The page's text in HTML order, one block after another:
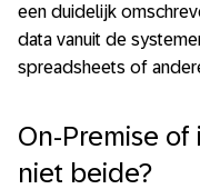
een duidelijk
data vanuit de
spreadsheets of
On-Premise of
niet beide?